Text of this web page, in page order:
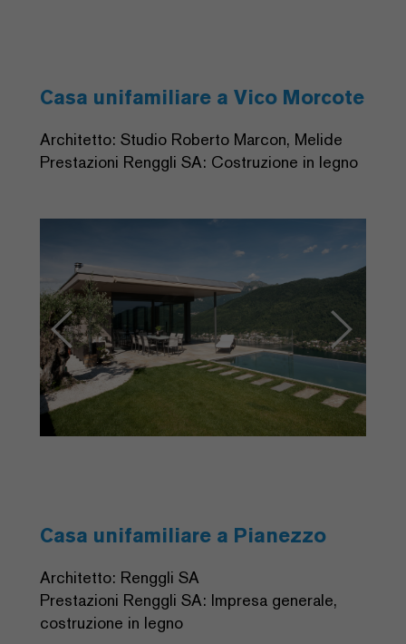
Casa unifamiliare a Vico Morcote
Architetto: Studio Roberto Marcon, Melide
Prestazioni Renggli SA: Costruzione in legno
Casa unifamiliare a Pianezzo
Architetto: Renggli SA
Prestazioni Renggli SA: Impresa generale,
costruzione in legno